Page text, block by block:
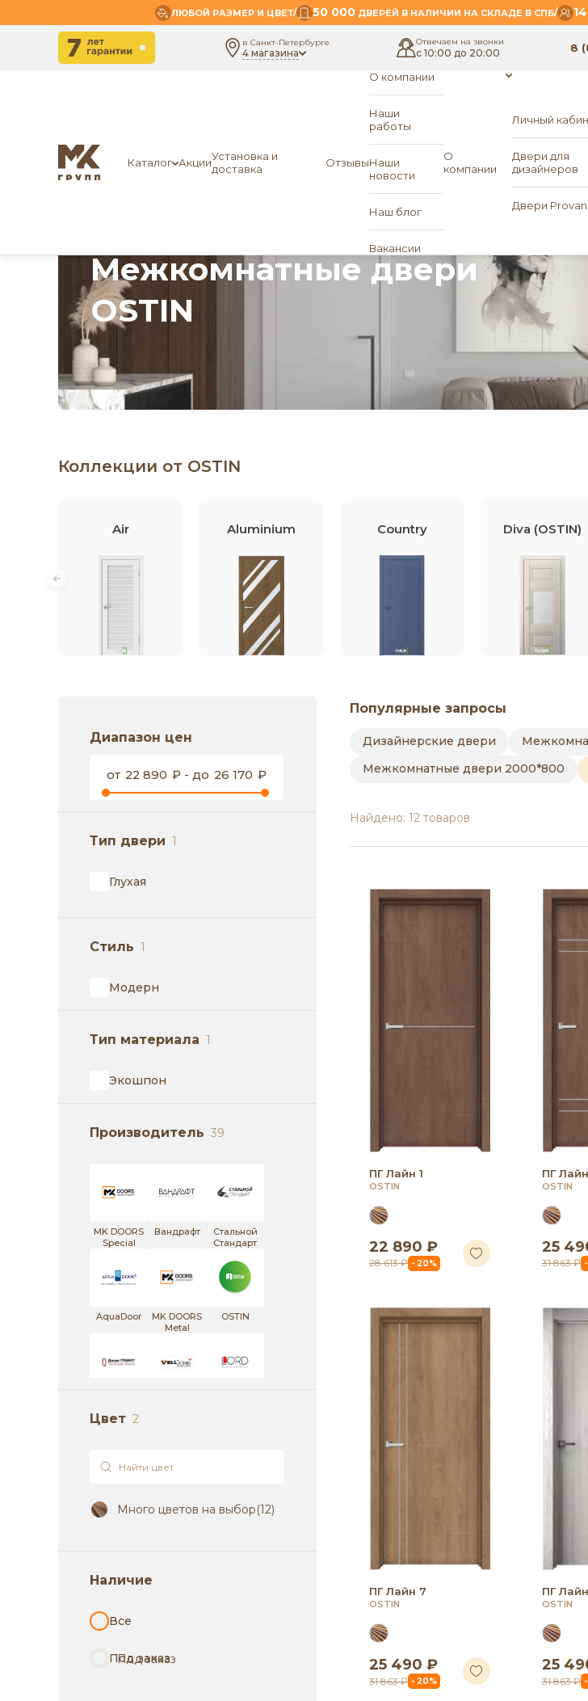
ЛЮБОЙ РАЗМЕР И ЦВЕТ/ 50 000ДВЕРЕЙ В НАЛИЧИИ НА СКЛАДЕ В СПБ/
в Санкт-Петербурге
4 магазина
Отвечаем на звонки
с 10:00 до 20:00 8
Каталог АкцииУстановка и
доставка
Отзывы
О
компании
О компании
Наши
работы
Наши
новости
Наш блог
Вакансии
Личный
Двери для
дизайнеров
Двери
Главная
Межкомнатные двери
OSTIN
Коллекции от OSTIN
Air Aluminium Country Diva (OSTIN)
Диапазон цен
от 22 890 ₽ - до 26 170 ₽
Тип двери 1
Глухая
Стиль 1
Модерн
Тип материала 1
Экошпон
Производитель 39
MK DOORS
Special
Вандрафт
Стальной
Стандарт
AquaDoor
MK DOORS
Metal
OSTIN
MK DOORS
ОФРАМ СП
Цвет 2
Много цветов на выбор(12)
Наличие
Все
Популярные запросы
Дизайнерские двери
Межкомнатные двери 2000*800
Найдено: 12 товаров
ПГ Лайн 1
OSTIN
22 890 ₽
28 613 ₽ - 20%
ПГ
OSTIN
25
31 863 ₽
ПГ Лайн 7
OSTIN
25 490 ₽
31 863 ₽ - 20%
ПГ
OSTIN
25
31 863 ₽